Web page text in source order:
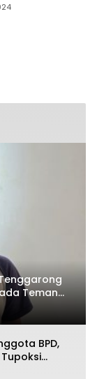
Teman
BPD,
Tupoksi